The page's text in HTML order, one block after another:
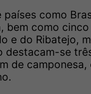
como
bem como
e do Ribatejo,
destacam-se
de camponesa,